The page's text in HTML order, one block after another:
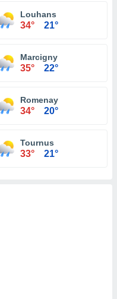
Louhans
34° 21°
Marcigny
35° 22°
Romenay
34° 20°
Tournus
33° 21°